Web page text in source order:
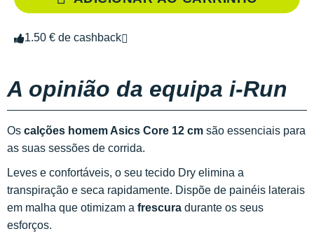
1.50 € de cashback
A opinião da equipa i-Run
Os calções homem Asics Core 12 cm são essenciais para
as suas sessões de corrida.
Leves e confortáveis, o seu tecido Dry elimina a
transpiração e seca rapidamente. Dispõe de painéis laterais
em malha que otimizam a frescura durante os seus
esforços.